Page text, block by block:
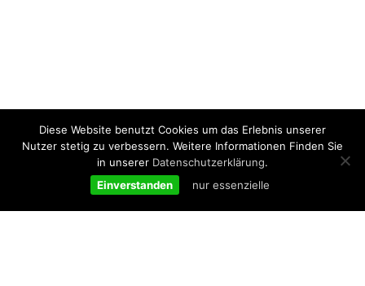
Diese Website benutzt Cookies um das Erlebnis unserer
Nutzer stetig zu verbessern. Weitere Informationen Finden Sie
in unserer Datenschutzerklärung.
Einverstanden
nur essenzielle